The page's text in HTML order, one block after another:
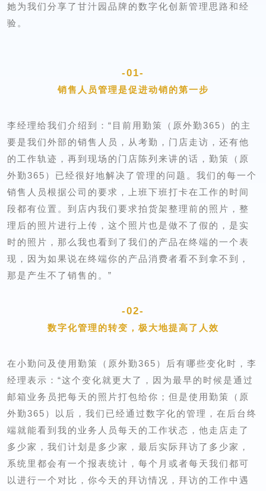
她为我们分享了甘汁园品牌的数字化创新管理思路和经
验。
-01-
销售人员管理是促进动销的第一步
李经理给我们介绍到： “目前用勤策（原外勤365）的主
要是我们外部的销售人员，从考勤，门店走访，还有他
的工作轨迹，再到现场的门店陈列来讲的话，勤策（原
外勤365）已经很好地解决了管理的问题。 我们的每一个
销售人员根据公司的要求，上班下班打卡在工作的时间
段都有位置。 到店内我们要求拍货架整理前的照片，整
理后的照片进行上传，这个照片也是做不了假的，是实
时的照片，那么我也看到了我们的产品在终端的一个表
现，因为如果说在终端你的产品消费者看不到拿不到，
那是产生不了销售的。 ”
-02-
数字化管理的转变， 极大地提高了人效
在小勤问及使用勤策（原外勤365）后有哪些变化时，李
经理表示： “这个变化就更大了，因为最早的时候是通过
邮箱业务员把每天的照片打包给你； 但是使用勤策（原
外勤365）以后，我们已经通过数字化的管理，在后台终
端就能看到我的业务人员每天的工作状态，他走店走了
多少家，我们计划是多少家，最后实际拜访了多少家，
系统里都会有一个报表统计，每个月或者每天我们都可
以进行一个对比，你今天的拜访情况，拜访的工作中遇